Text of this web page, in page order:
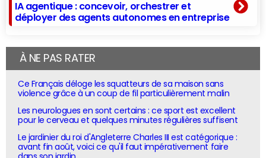
IA agentique : concevoir, orchestrer et
déployer des agents autonomes en entreprise
À NE PAS RATER
Ce Français déloge les squatteurs de sa maison sans
violence grâce à un coup de fil particulièrement malin
Les neurologues en sont certains : ce sport est excellent
pour le cerveau et quelques minutes régulières suffisent
Le jardinier du roi d'Angleterre Charles III est catégorique :
avant fin août, voici ce qu'il faut impérativement faire
dans son jardin